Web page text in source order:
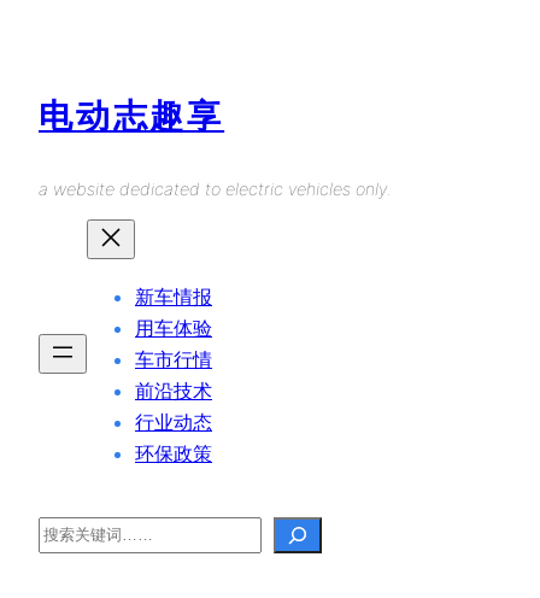
电动志趣享
a website dedicated to electric vehicles only.
新车情报
用车体验
车市行情
前沿技术
行业动态
环保政策
Search